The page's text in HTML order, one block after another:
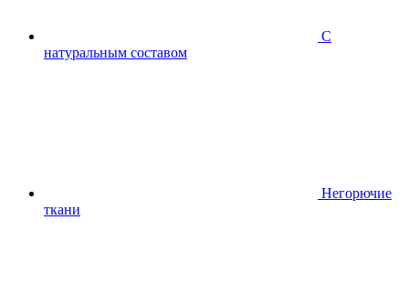
С
натуральным составом
Негорючие
ткани